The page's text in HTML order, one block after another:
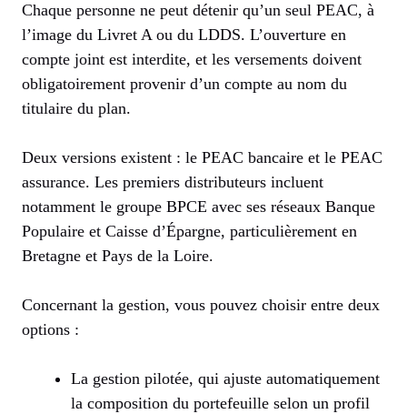
Chaque personne ne peut détenir qu’un seul PEAC, à
l’image du Livret A ou du LDDS. L’ouverture en
compte joint est interdite, et les versements doivent
obligatoirement provenir d’un compte au nom du
titulaire du plan.
Deux versions existent : le PEAC bancaire et le PEAC
assurance. Les premiers distributeurs incluent
notamment le groupe BPCE avec ses réseaux Banque
Populaire et Caisse d’Épargne, particulièrement en
Bretagne et Pays de la Loire.
Concernant la gestion, vous pouvez choisir entre deux
options :
La gestion pilotée, qui ajuste automatiquement
la composition du portefeuille selon un profil